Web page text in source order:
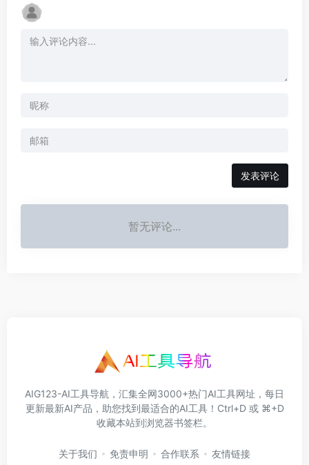
发表评论
暂无评论...
AIG123-AI工具导航，汇集全网3000+热门AI工具网址，每日
更新最新AI产品，助您找到最适合的AI工具！Ctrl+D 或 ⌘+D
收藏本站到浏览器书签栏。
关于我们 免责申明 合作联系 友情链接